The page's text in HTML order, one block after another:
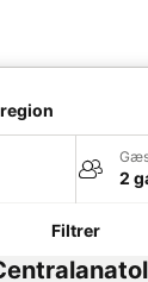
2
Filtrer